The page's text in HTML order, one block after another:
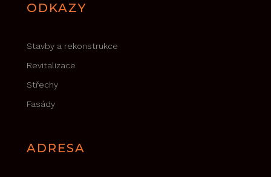
ODKAZY
Stavby a rekonstrukce
Revitalizace
Střechy
Fasády
ADRESA